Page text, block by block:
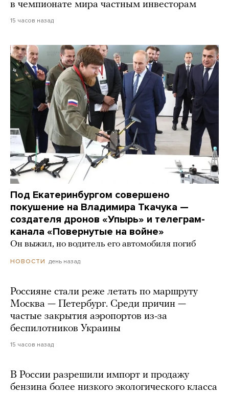
в чемпионате мира частным инвесторам
15 часов назад
Под Екатеринбургом совершено
покушение на Владимира Ткачука —
создателя дронов «Упырь» и телеграм-
канала «Повернутые на войне»
Он выжил, но водитель его автомобиля погиб
НОВОСТИ день назад
Россияне стали реже летать по маршруту
Москва — Петербург. Среди причин —
частые закрытия аэропортов из-за
беспилотников Украины
15 часов назад
В России разрешили импорт и продажу
бензина более низкого экологического класса